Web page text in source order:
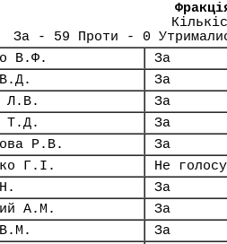
За - 59 Проти - 0
В.Ф.
За
За
Л.В.
За
Т.Д.
За
Р.В.
За
Г.І.
Не
За
А.М.
За
За